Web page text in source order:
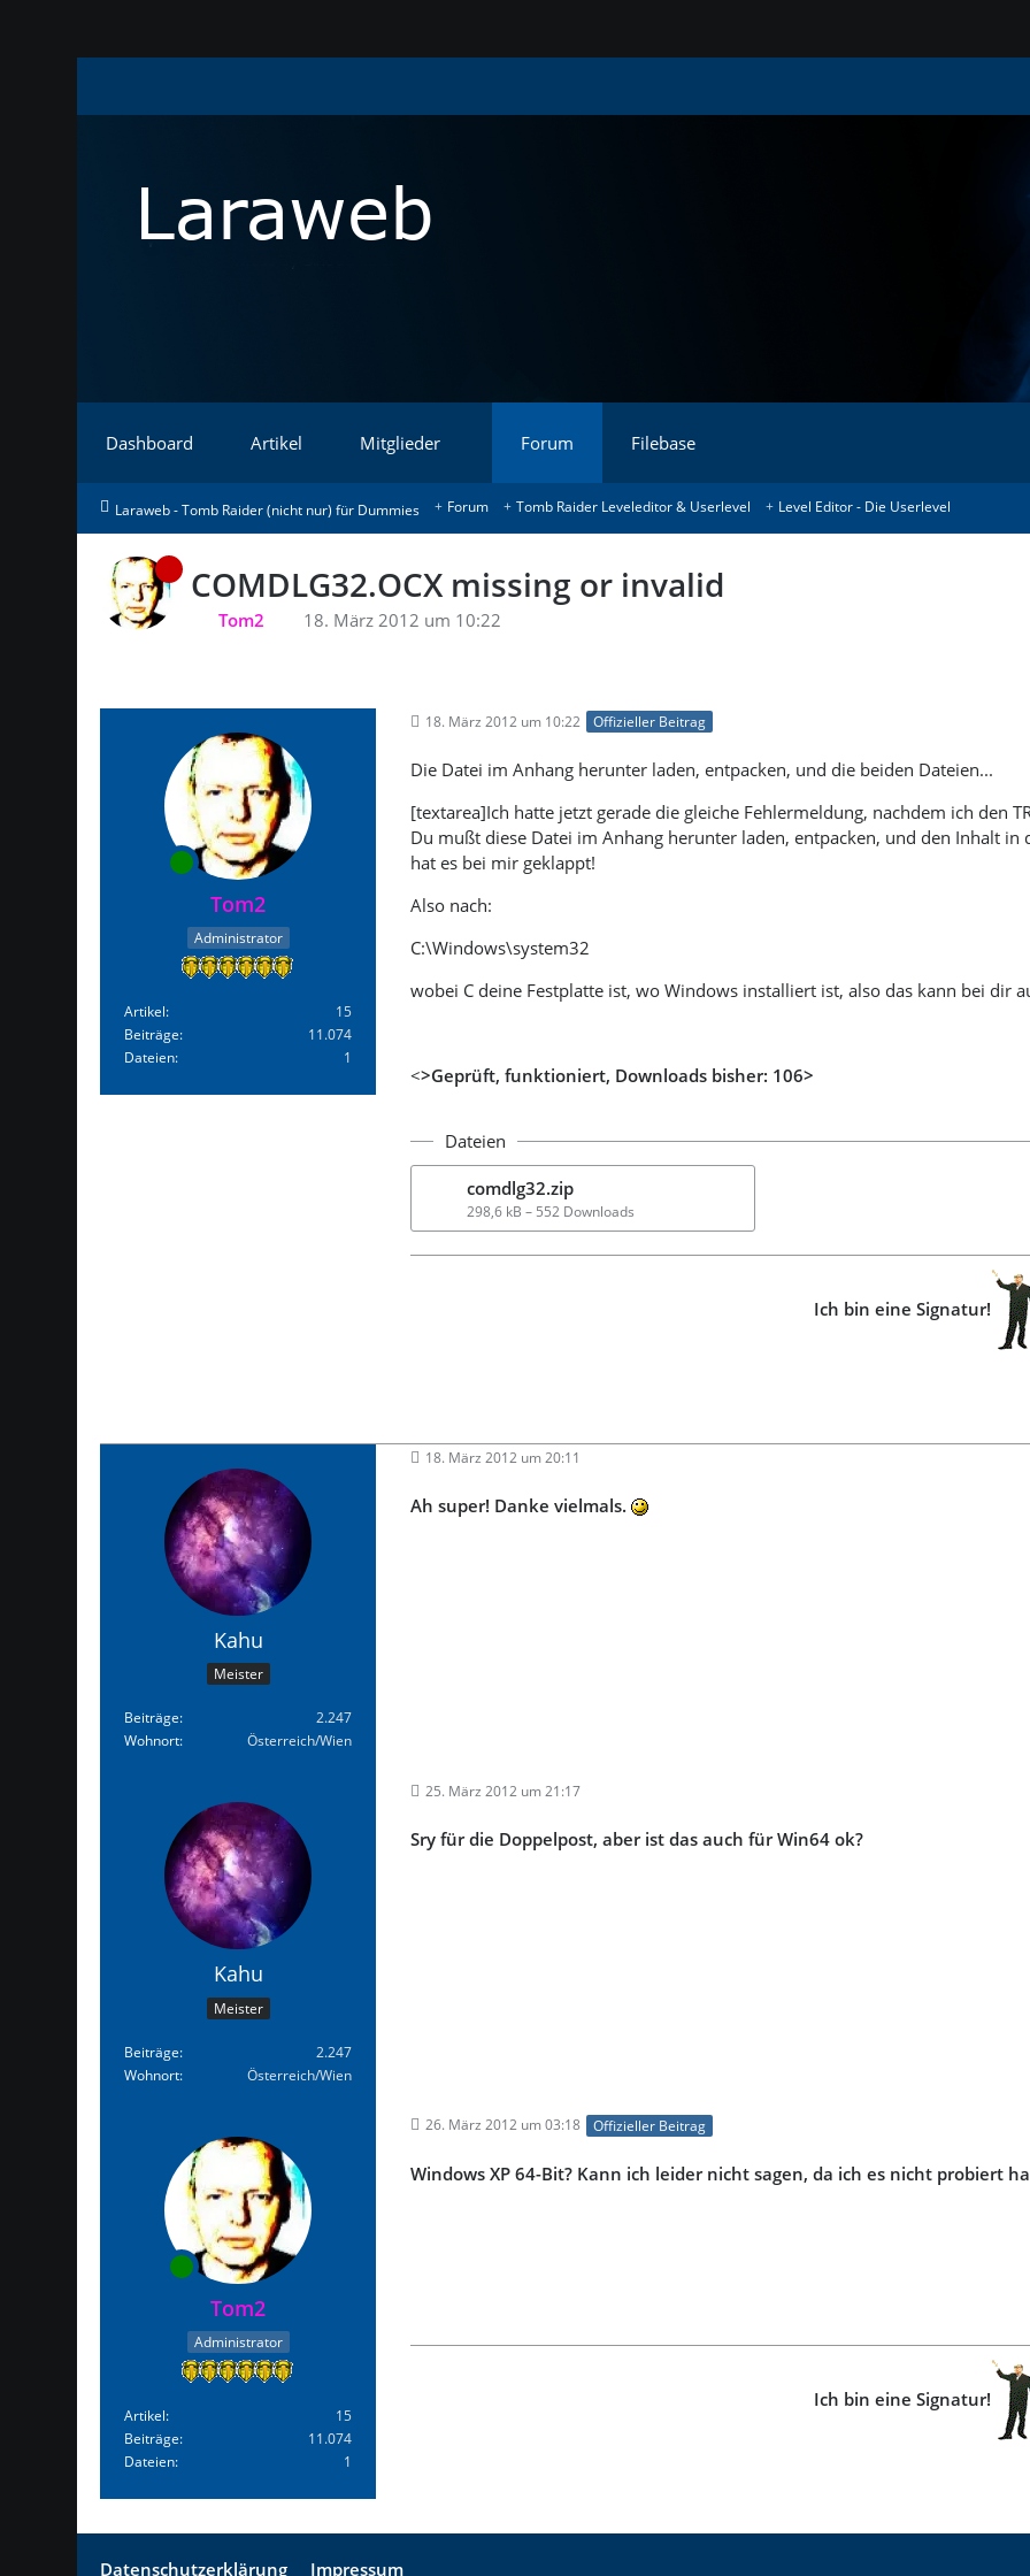
Dashboard Artikel Mitglieder Forum Filebase
Laraweb - Tomb Raider (nicht nur) für Dummies Forum Tomb Raider Leveleditor & Userlevel Level Editor - Die Userlevel
COMDLG32.OCX missing or invalid
Tom2 18. März 2012 um 10:22
Tom2
Administrator
Artikel
15
Beiträge
11.074
Dateien
1
18. März 2012 um 10:22 Offizieller Beitrag
Die Datei im Anhang herunter laden, entpacken, und die beiden Dateien...
[textarea]Ich hatte jetzt gerade die gleiche Fehlermeldung, nachdem ich den
Du mußt diese Datei im Anhang herunter laden, entpacken, und den Inhalt
hat es bei mir geklappt!
Also nach:
C:\Windows\system32
wobei C deine Festplatte ist, wo Windows installiert ist, also das kann bei dir
<>Geprüft, funktioniert, Downloads bisher: 106>
Dateien
comdlg32.zip
298,6 kB – 552 Downloads
Ich bin eine Signatur!
Kahu
Meister
Beiträge
2.247
Wohnort
Österreich/Wien
18. März 2012 um 20:11
Ah super! Danke vielmals.
Kahu
Meister
Beiträge
2.247
Wohnort
Österreich/Wien
25. März 2012 um 21:17
Sry für die Doppelpost, aber ist das auch für Win64 ok?
Tom2
Administrator
Artikel
15
Beiträge
11.074
Dateien
1
26. März 2012 um 03:18 Offizieller Beitrag
Windows XP 64-Bit? Kann ich leider nicht sagen, da ich es nicht probiert
Ich bin eine Signatur!
Datenschutzerklärung Impressum